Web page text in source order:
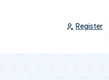
Register